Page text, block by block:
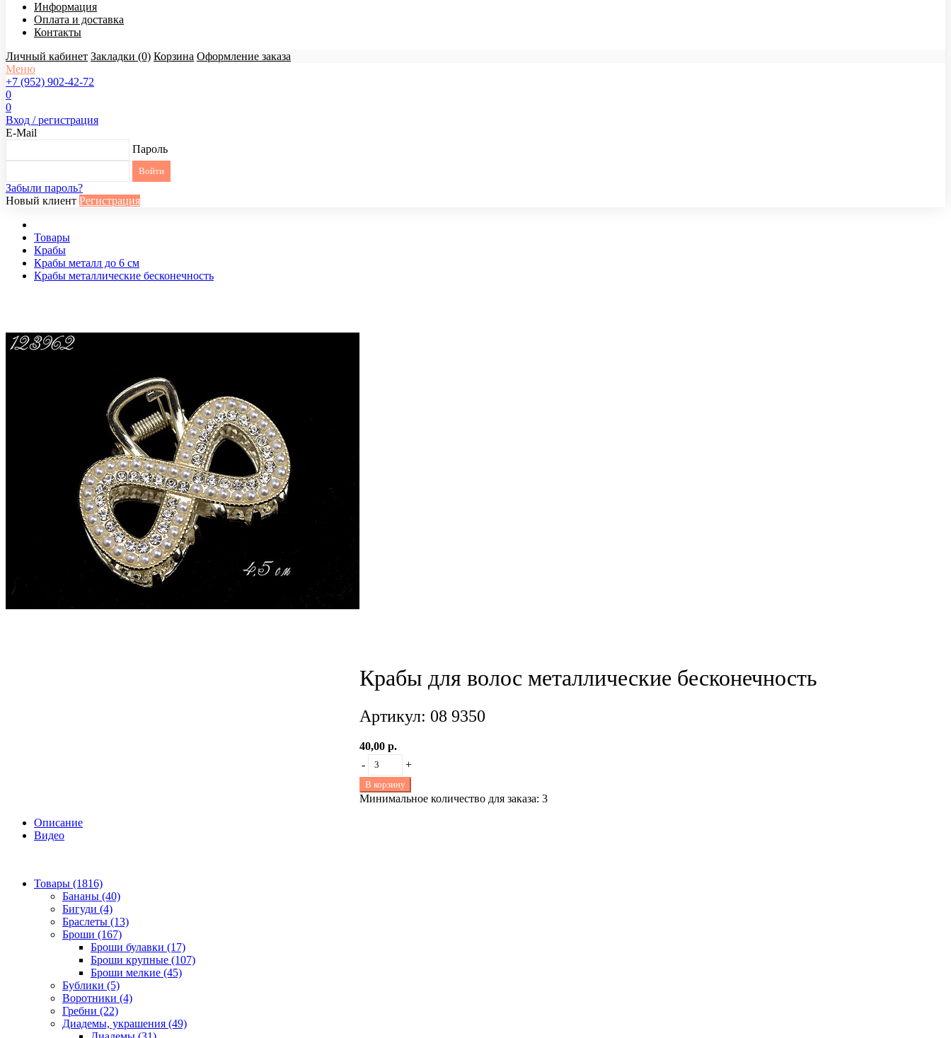
Информация
Оплата и доставка
Контакты
Личный кабинет Закладки (0) Корзина Оформление заказа
Меню
+7 (952) 902-42-72
0
0
Вход / регистрация
E-Mail
Пароль
Забыли пароль?
Новый клиент Регистрация
Товары
Крабы
Крабы металл до 6 см
Крабы металлические бесконечность
Крабы для волос металлические бесконечность
Артикул: 08 9350
40,00 р.
-
+
В корзину
Минимальное количество для заказа: 3
Описание
Видео
Товары (1816)
Бананы (40)
Бигуди (4)
Браслеты (13)
Броши (167)
Броши булавки (17)
Броши крупные (107)
Броши мелкие (45)
Бублики (5)
Воротники (4)
Гребни (22)
Диадемы, украшения (49)